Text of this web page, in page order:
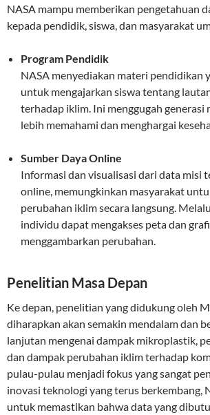
NASA mampu memberikan pengetahuan
kepada pendidik, siswa, dan masyarakat
Program Pendidik
NASA menyediakan materi pendidikan
untuk mengajarkan siswa tentang
terhadap iklim. Ini menggugah generasi
lebih memahami dan menghargai
Sumber Daya Online
Informasi dan visualisasi dari data misi
online, memungkinkan masyarakat
perubahan iklim secara langsung.
individu dapat mengakses peta dan
menggambarkan perubahan.
Penelitian Masa Depan
Ke depan, penelitian yang didukung oleh
diharapkan akan semakin mendalam dan
lanjutan mengenai dampak mikroplastik,
dan dampak perubahan iklim terhadap
pulau-pulau menjadi fokus yang sangat
inovasi teknologi yang terus berkembang,
untuk memastikan bahwa data yang